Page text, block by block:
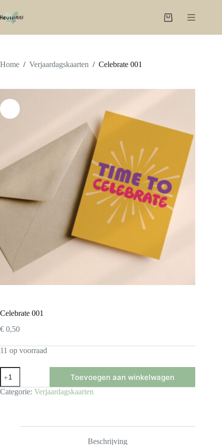
de
Winkelwagen
Home / Verjaardagskaarten / Celebrate 001
Celebrate 001
€ 0,50
11 op voorraad
Celebrate
001
aantal
Toevoegen aan winkelwagen
Categorie: Verjaardagskaarten
Beschrijving